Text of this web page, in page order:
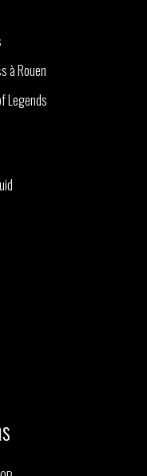
à Rouen
Legends